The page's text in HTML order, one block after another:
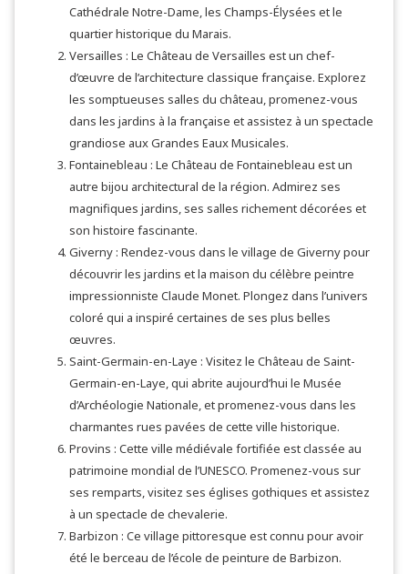
Cathédrale Notre-Dame, les Champs-Élysées et le
quartier historique du Marais.
Versailles : Le Château de Versailles est un chef-
d’œuvre de l’architecture classique française. Explorez
les somptueuses salles du château, promenez-vous
dans les jardins à la française et assistez à un spectacle
grandiose aux Grandes Eaux Musicales.
Fontainebleau : Le Château de Fontainebleau est un
autre bijou architectural de la région. Admirez ses
magnifiques jardins, ses salles richement décorées et
son histoire fascinante.
Giverny : Rendez-vous dans le village de Giverny pour
découvrir les jardins et la maison du célèbre peintre
impressionniste Claude Monet. Plongez dans l’univers
coloré qui a inspiré certaines de ses plus belles
œuvres.
Saint-Germain-en-Laye : Visitez le Château de Saint-
Germain-en-Laye, qui abrite aujourd’hui le Musée
d’Archéologie Nationale, et promenez-vous dans les
charmantes rues pavées de cette ville historique.
Provins : Cette ville médiévale fortifiée est classée au
patrimoine mondial de l’UNESCO. Promenez-vous sur
ses remparts, visitez ses églises gothiques et assistez
à un spectacle de chevalerie.
Barbizon : Ce village pittoresque est connu pour avoir
été le berceau de l’école de peinture de Barbizon.